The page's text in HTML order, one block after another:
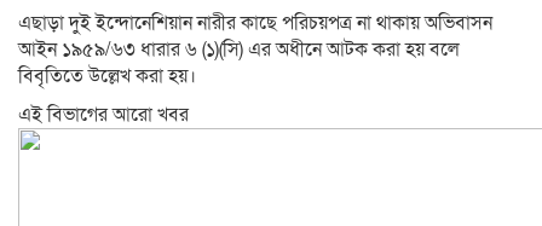
এছাড়া দুই ইন্দোনেশিয়ান নারীর কাছে পরিচয়পত্র না থাকায় অভিবাসন
আইন ১৯৫৯/৬৩ ধারার ৬ (১)(সি) এর অধীনে আটক করা হয় বলে
বিবৃতিতে উল্লেখ করা হয়।
এই বিভাগের আরো খবর